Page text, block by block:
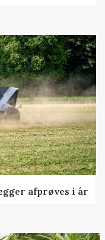
afprøves i år